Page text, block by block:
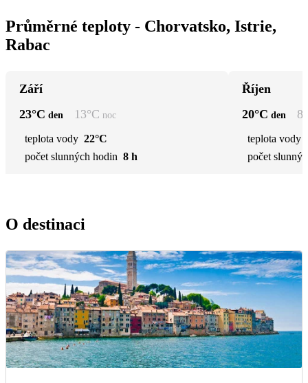
Průměrné teploty - Chorvatsko, Istrie,
Rabac
Září
23°C den 13°C noc
teplota vody 22°C
počet slunných hodin 8 h
Říjen
20°C den 8
teplota vody
počet
O destinaci